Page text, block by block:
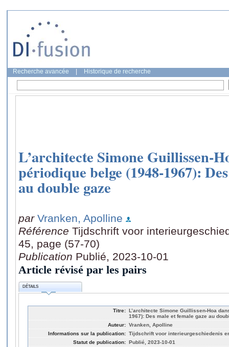
Recherche avancée Historique de recherche
L’architecte Simone Guillissen-
périodique belge (1948-1967):
au double gaze
par Vranken, Apolline
Référence Tijdschrift voor
45, page (57-70)
Publication Publié, 2023-10-01
Article révisé par les pairs
DÉTAILS
Titre: L’architecte Simone Guillissen-Hoa
1967): Des male et female gaze au
Auteur: Vranken, Apolline
Informations sur la publication: Tijdschrift voor interieurgeschiedenis
Statut de publication: Publié, 2023-10-01